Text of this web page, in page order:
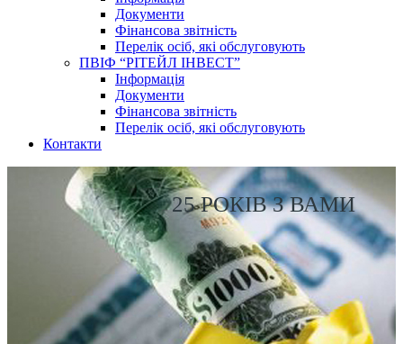
Документи
Фінансова звітність
Перелік осіб, які обслуговують
ПВІФ “РІТЕЙЛ ІНВЕСТ”
Інформація
Документи
Фінансова звітність
Перелік осіб, які обслуговують
Контакти
25 РОКІВ З ВАМИ